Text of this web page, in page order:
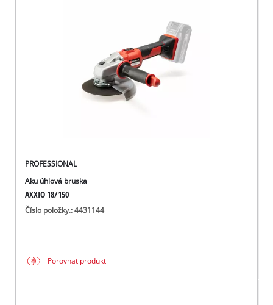
PROFESSIONAL
Aku úhlová bruska
AXXIO 18/150
Číslo položky.: 4431144
Porovnat produkt